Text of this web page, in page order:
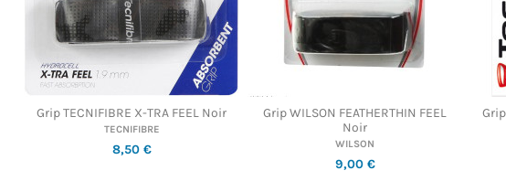
Grip TECNIFIBRE X-TRA FEEL Noir
TECNIFIBRE
8,50 €
Grip WILSON FEATHERTHIN FEEL
Noir
WILSON
9,00 €